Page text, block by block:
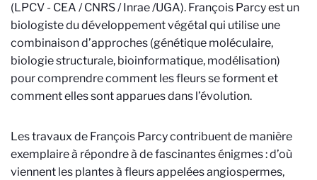
(LPCV - CEA / CNRS / Inrae /UGA). François Parcy est un
biologiste du développement végétal qui utilise une
combinaison d’approches (génétique moléculaire,
biologie structurale, bioinformatique, modélisation)
pour comprendre comment les fleurs se forment et
comment elles sont apparues dans l’évolution.
Les travaux de François Parcy contribuent de manière
exemplaire à répondre à de fascinantes énigmes : d’où
viennent les plantes à fleurs appelées angiospermes,